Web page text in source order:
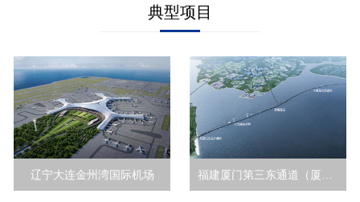
典型项目
辽宁大连金州湾国际机场